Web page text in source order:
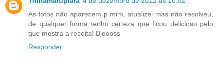
As fotos não aparecem p mim, atualizei mas não resolveu,
de qualquer forma tenho certeza que ficou delicioso pelo
que mostra a receita! Bjoooss
Responder